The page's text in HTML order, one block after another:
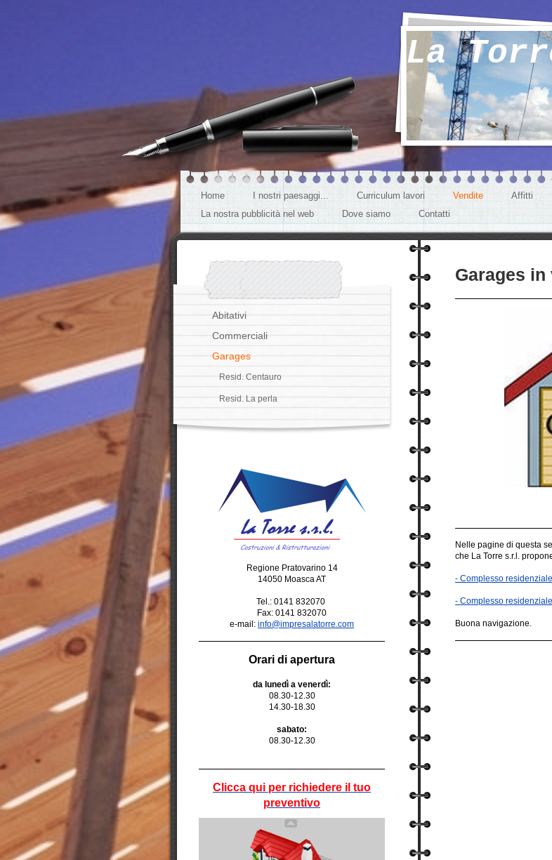
La
Home I nostri paesaggi... Curriculum lavori Vendite Affitti
La nostra pubblicità nel web
Dove siamo Contatti
Abitativi
Commerciali
Garages
Resid. Centauro
Resid. La perla
Regione Pratovarino 14
14050 Moasca AT
Tel.: 0141 832070
Fax: 0141 832070
e-mail: info@impresalatorre.com
Orari di apertura
da lunedì a venerdì:
08.30-12.30
14.30-18.30
sabato:
08.30-12.30
Clicca qui per richiedere il tuo
preventivo
Garages in
Nelle pagine di questa
che La Torre s.r.l.
- Complesso
- Complesso
Buona navigazione.